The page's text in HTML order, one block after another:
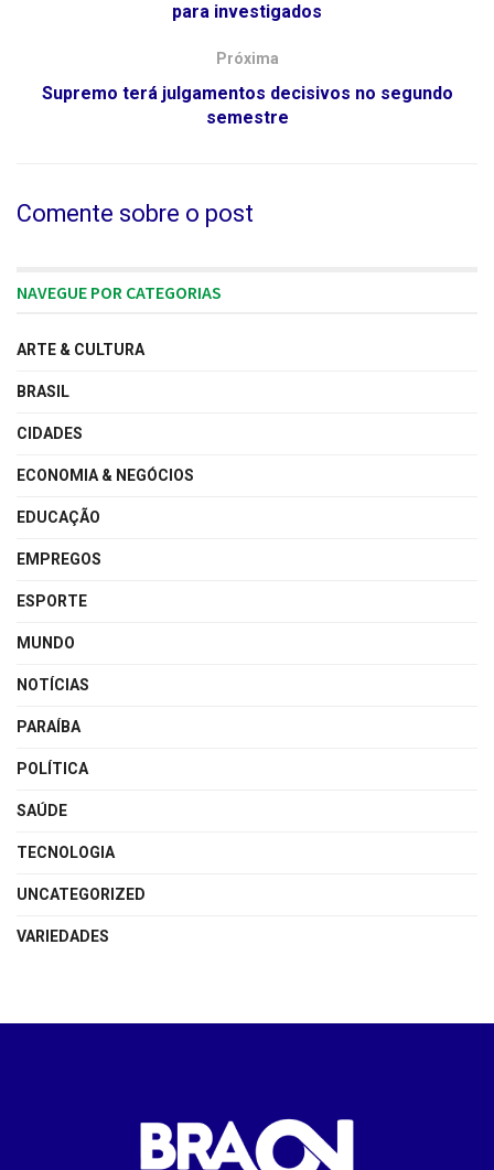
para investigados
Próxima
Supremo terá julgamentos decisivos no segundo
semestre
Comente sobre o post
NAVEGUE POR CATEGORIAS
ARTE & CULTURA
BRASIL
CIDADES
ECONOMIA & NEGÓCIOS
EDUCAÇÃO
EMPREGOS
ESPORTE
MUNDO
NOTÍCIAS
PARAÍBA
POLÍTICA
SAÚDE
TECNOLOGIA
UNCATEGORIZED
VARIEDADES